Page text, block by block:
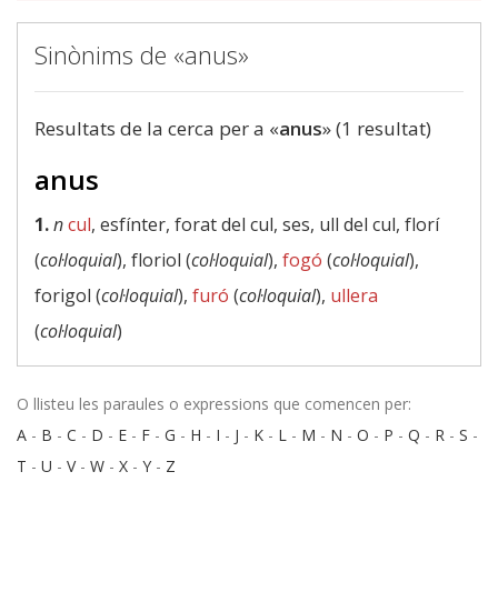
Sinònims de «anus»
Resultats de la cerca per a «anus» (1 resultat)
anus
1.ncul, esfínter, forat del cul, ses, ull del cul, florí
(col·loquial), floriol (col·loquial), fogó (col·loquial),
forigol (col·loquial), furó (col·loquial), ullera
(col·loquial)
O llisteu les paraules o expressions que comencen per:
A - B - C - D - E - F - G - H - I - J - K - L - M - N - O - P - Q - R - S -
T - U - V- W - X - Y - Z